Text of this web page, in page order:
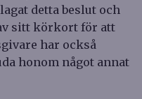
detta beslut och
sitt körkort för att
har också
honom något annat